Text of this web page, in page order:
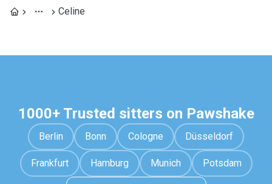
Celine
1000+ Trusted sitters on Pawshake
Berlin Bonn Cologne Düsseldorf
Frankfurt Hamburg Munich Potsdam